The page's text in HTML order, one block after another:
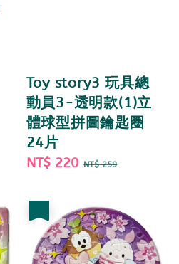
Toy story3 玩具總
動員3-透明款(1)立
體球型拼圖鑰匙圈
24片
Sale
NT$ 220 Regular
NT$ 259